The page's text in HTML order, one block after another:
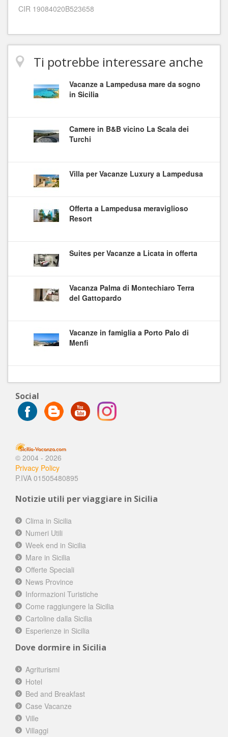
CIR 19084020B523658
Ti potrebbe interessare anche
Vacanze a Lampedusa mare da sogno
in Sicilia
Camere in B&B vicino La Scala dei
Turchi
Villa per Vacanze Luxury a Lampedusa
Offerta a Lampedusa meraviglioso
Resort
Suites per Vacanze a Licata in offerta
Vacanza Palma di Montechiaro Terra
del Gattopardo
Vacanze in famiglia a Porto Palo di
Menfi
Social
© 2004 - 2026
Privacy Policy
P.IVA 01505480895
Notizie utili per viaggiare in Sicilia
Clima in Sicilia
Numeri Utili
Week end in Sicilia
Mare in Sicilia
Offerte Speciali
News Province
Informazioni Turistiche
Come raggiungere la Sicilia
Cartoline dalla Sicilia
Esperienze in Sicilia
Dove dormire in Sicilia
Agriturismi
Hotel
Bed and Breakfast
Case Vacanze
Ville
Villaggi